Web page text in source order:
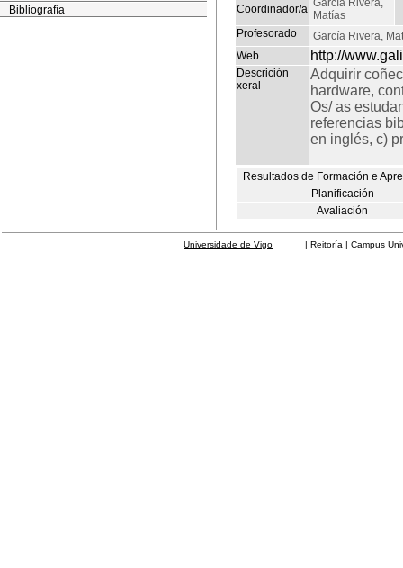
Bibliografía
Coordinador/a García Rivera,
Matías
Profesorado
García Rivera,
Web
http://
Descrición
xeral
Adquirir
hardware,
Os/ as
referencias
en inglés, c)
Resultados de Formación e
Planificación
Avaliación
Universidade de Vigo | Reitoría | Campus